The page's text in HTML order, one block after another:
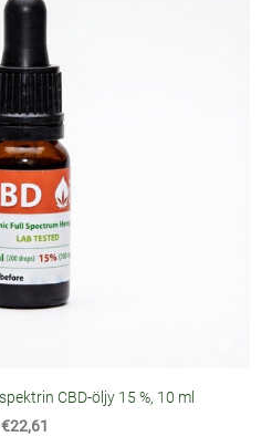
CBD-öljy 15 %, 10 ml
€22,61